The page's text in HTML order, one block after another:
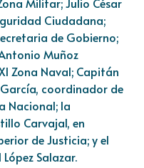
Ciudadana;
de Gobierno;
Muñoz
Zona Naval; Capitán
coordinador de
Nacional; la
Carvajal, en
de Justicia; y el
Salazar.